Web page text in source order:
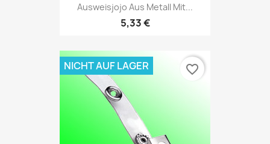
Ausweisjojo Aus Metall Mit...
5,33 €
NICHT AUF LAGER favorite_border